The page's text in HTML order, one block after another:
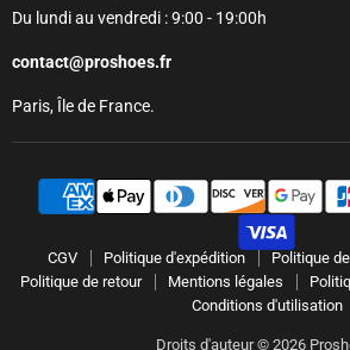
Du lundi au vendredi : 9:00 - 19:00h
contact@proshoes.fr
Paris, Île de France.
CGV Politique d'expédition
Politique
Politique de retour
Mentions légales
Conditions d'utilisation
Droits d'auteur © 2026